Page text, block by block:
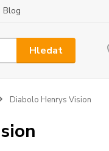
Blog
Hledat
Diabolo Henrys Vision